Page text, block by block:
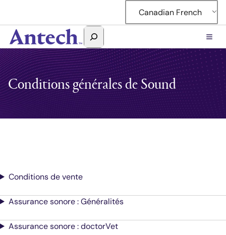
contenu
Canadian French
Rechercher
Antech
Conditions générales de Sound
Conditions de vente
Assurance sonore : Généralités
Assurance sonore : doctorVet